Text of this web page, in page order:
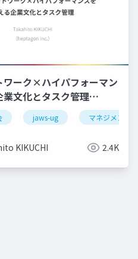
ワーク×ハイパフォーマン
業文化とタスク管理
+ JAWS-UGいわて
jaws-ug マネジメント
KIKUCHI 2.4K